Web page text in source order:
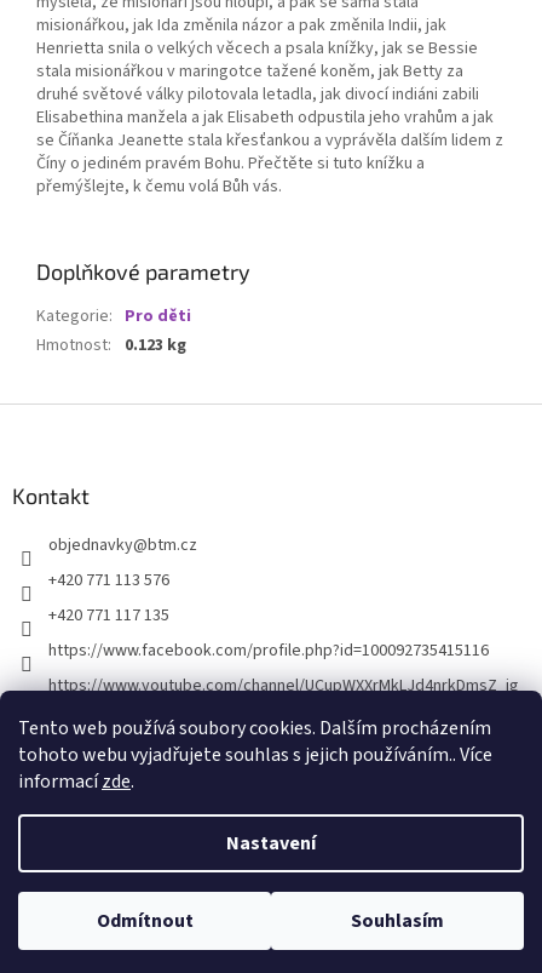
Tento web používá soubory cookies. Dalším procházením
tohoto webu vyjadřujete souhlas s jejich používáním.. Více
informacízde.
Nastavení
Odmítnout Souhlasím
misionářkou, jak Ida změnila názor a pak změnila Indii, jak
Henrietta snila o velkých věcech a psala knížky, jak se Bessie
stala misionářkou v maringotce tažené koněm, jak Betty za
druhé světové války pilotovala letadla, jak divocí indiáni zabili
Elisabethina manžela a jak Elisabeth odpustila jeho vrahům a jak
se Číňanka Jeanette stala křesťankou a vyprávěla dalším lidem z
Číny o jediném pravém Bohu. Přečtěte si tuto knížku a
přemýšlejte, k čemu volá Bůh vás.
Doplňkové parametry
Kategorie: Pro děti
Hmotnost: 0.123 kg
Kontakt
objednavky@btm.cz
+420 771 113 576
+420 771 117 135
https://www.facebook.com/profile.php?id=100092735415116
https://www.youtube.com/channel/UCupWXXrMkLJd4nrkDmsZ_ig
Vytvořil Shoptet
Copyright 2026 . Všechna práva vyhrazena.